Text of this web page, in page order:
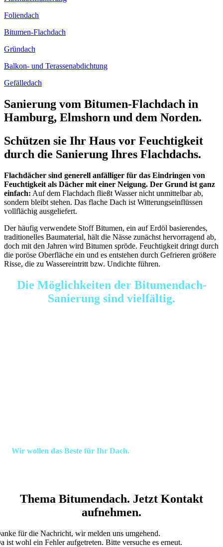
Foliendach
Bitumen-Flachdach
Gründach
Balkon- und Terassenabdichtung
Gefälledach
Sanierung vom Bitumen-Flachdach in
Hamburg, Elmshorn und dem Norden.
Schützen sie Ihr Haus vor Feuchtigkeit
durch die Sanierung Ihres Flachdachs.
Flachdächer sind generell anfälliger für das Eindringen von
Feuchtigkeit als Dächer mit einer Neigung. Der Grund ist ganz
einfach: Auf dem Flachdach fließt Wasser nicht unmittelbar ab,
sondern bleibt stehen. Das flache Dach ist Witterungseinflüssen
vollflächig ausgeliefert.
Der häufig verwendete Stoff Bitumen, ein auf Erdöl basierendes,
traditionelles Baumaterial, hält die Nässe zunächst hervorragend ab,
doch mit den Jahren wird Bitumen spröde. Feuchtigkeit dringt durch
die poröse Oberfläche ein und es entstehen durch Gefrieren größere
Risse, die zu Wassereintritt bzw. Undichte führen.
Die Möglichkeiten der Bitumendach-
Sanierung sind vielfältig.
an!Wir wollen das Beste für Ihr Dach.
Thema Bitumendach. Jetzt Kontakt
aufnehmen.
für die Nachricht, wir melden uns umgehend.
ist wohl ein Fehler aufgetreten. Bitte versuche es erneut.